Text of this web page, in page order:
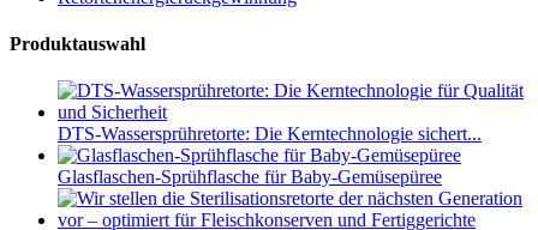
Produktauswahl
DTS-Wassersprühretorte: Die Kerntechnologie sichert...
Glasflaschen-Sprühflasche für Baby-Gemüsepüree